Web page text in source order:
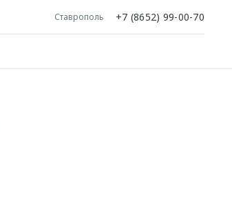
Ставрополь +7 (8652) 99-00-70